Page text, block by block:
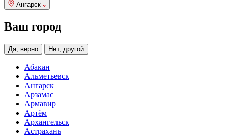
Ангарск
Ваш город
Да, верно Нет, другой
Абакан
Альметьевск
Ангарск
Арзамас
Армавир
Артём
Архангельск
Астрахань